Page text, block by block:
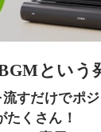
という
すだけでポ
たくさん！